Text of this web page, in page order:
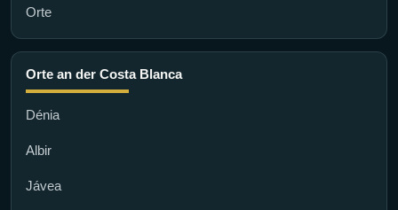
Orte
Orte an der Costa Blanca
Dénia
Albir
Jávea